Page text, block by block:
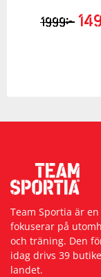
1999kr
Team Sportia är
fokuserar på
och träning. Den
idag drivs 39
landet.